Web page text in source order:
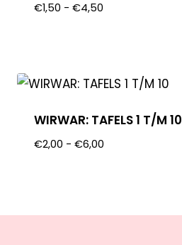
€1,50 - €4,50
WIRWAR: TAFELS 1 T/M 10
€2,00 - €6,00